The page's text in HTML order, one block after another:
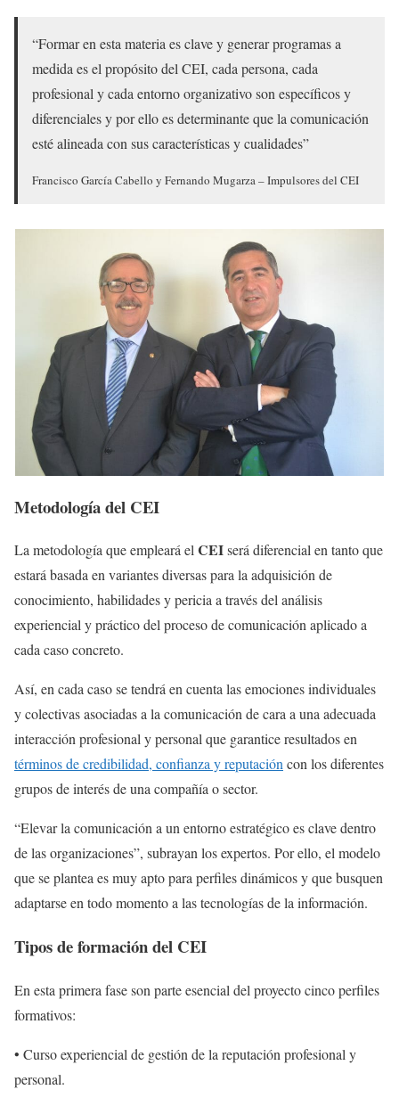
“Formar en esta materia es clave y generar programas a
medida es el propósito del CEI, cada persona, cada
profesional y cada entorno organizativo son específicos y
diferenciales y por ello es determinante que la comunicación
esté alineada con sus características y cualidades”
Francisco García Cabello y Fernando Mugarza – Impulsores del CEI
Metodología del CEI
La metodología que empleará elCEIserá diferencial en tanto que
estará basada en variantes diversas para la adquisición de
conocimiento, habilidades y pericia a través del análisis
experiencial y práctico del proceso de comunicación aplicado a
cada caso concreto.
Así, en cada caso se tendrá en cuenta las emociones individuales
y colectivas asociadas a la comunicación de cara a una adecuada
interacción profesional y personal que garantice resultados en
términos de credibilidad, confianza y reputacióncon los diferentes
grupos de interés de una compañía o sector.
“Elevar la comunicación a un entorno estratégico es clave dentro
de las organizaciones”, subrayan los expertos. Por ello, el modelo
que se plantea es muy apto para perfiles dinámicos y que busquen
adaptarse en todo momento a las tecnologías de la información.
Tipos de formación del CEI
En esta primera fase son parte esencial del proyecto cinco perfiles
formativos:
• Curso experiencial de gestión de la reputación profesional y
personal.